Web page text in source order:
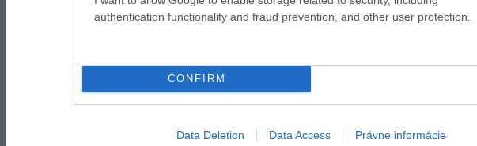
authentication functionality and fraud prevention, and other user protection.
CONFIRM
Data Deletion Data Access Právne informácie